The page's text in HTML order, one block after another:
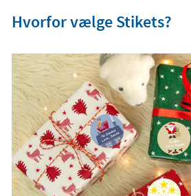
Hvorfor vælge Stikets?